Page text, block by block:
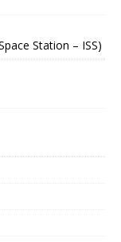
Station – ISS)